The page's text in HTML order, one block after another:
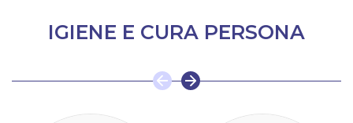
IGIENE E CURA PERSONA